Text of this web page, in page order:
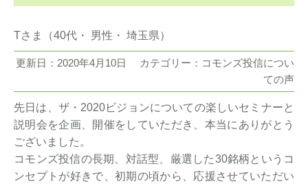
Tさま（40代・ 男性・ 埼玉県）
更新日：2020年4月10日
カテゴリー：コモンズ投信につい
ての声
先日は、ザ・2020ビジョンについての楽しいセミナーと
説明会を企画、開催をしていただき、本当にありがとう
ございました。
コモンズ投信の長期、対話型、厳選した30銘柄というコ
ンセプトが好きで、初期の頃から、応援させていただい